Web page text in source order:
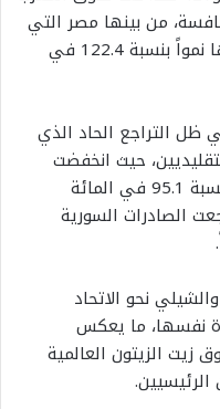
من بينها مصر التي
صدرت 4 آلاف و639 طناً رغم تحقيقها نمواً بنسبة 122.4 في
ظل التراجع الحاد الذي
حيث انخفضت
صادرات تركيا نحو السوق الأوروبية بنسبة 95.1 في المائة
تراجعت الصادرات السورية
نحو الاتحاد
نفسها، ما يعكس
زيت الزيتون العالمية
الرئيسيين.